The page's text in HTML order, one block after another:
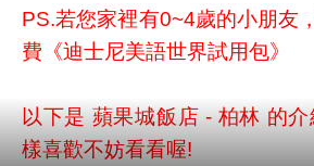
PS.若您家裡有0~4歲的小朋友
費《迪士尼美語世界試用包》
以下是 蘋果城飯店 - 柏林 的
樣喜歡不妨看看喔!